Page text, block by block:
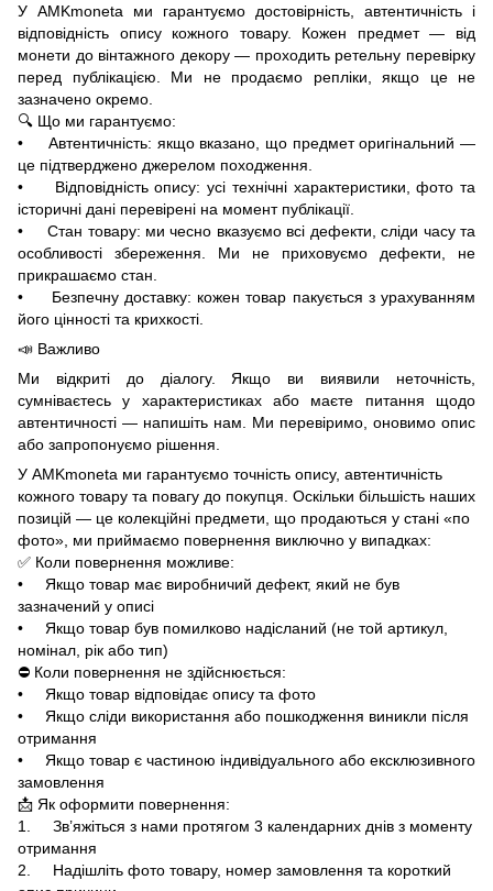
У AMKmoneta ми гарантуємо достовірність, автентичність і
відповідність опису кожного товару. Кожен предмет — від
монети до вінтажного декору — проходить ретельну перевірку
перед публікацією. Ми не продаємо репліки, якщо це не
зазначено окремо.
🔍 Що ми гарантуємо:
• Автентичність: якщо вказано, що предмет оригінальний —
це підтверджено джерелом походження.
• Відповідність опису: усі технічні характеристики, фото та
історичні дані перевірені на момент публікації.
• Стан товару: ми чесно вказуємо всі дефекти, сліди часу та
особливості збереження. Ми не приховуємо дефекти, не
прикрашаємо стан.
• Безпечну доставку: кожен товар пакується з урахуванням
його цінності та крихкості.
📣 Важливо
Ми відкриті до діалогу. Якщо ви виявили неточність,
сумніваєтесь у характеристиках або маєте питання щодо
автентичності — напишіть нам. Ми перевіримо, оновимо опис
або запропонуємо рішення.
У AMKmoneta ми гарантуємо точність опису, автентичність
кожного товару та повагу до покупця. Оскільки більшість наших
позицій — це колекційні предмети, що продаються у стані «по
фото», ми приймаємо повернення виключно у випадках:
✅ Коли повернення можливе:
• Якщо товар має виробничий дефект, який не був
зазначений у описі
• Якщо товар був помилково надісланий (не той артикул,
номінал, рік або тип)
⛔ Коли повернення не здійснюється:
• Якщо товар відповідає опису та фото
• Якщо сліди використання або пошкодження виникли після
отримання
• Якщо товар є частиною індивідуального або ексклюзивного
замовлення
📩 Як оформити повернення:
1. Зв’яжіться з нами протягом 3 календарних днів з моменту
отримання
2. Надішліть фото товару, номер замовлення та короткий